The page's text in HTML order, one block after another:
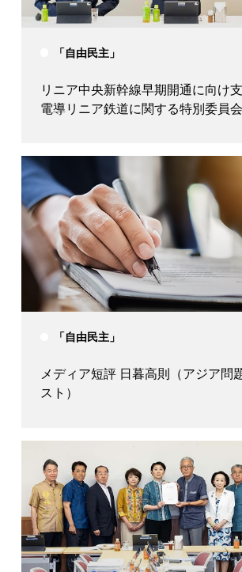
「自由民主」
リニア中央新幹線早期開通に向け
電導リニア鉄道に関する特別委員会
「自由民主」
メディア短評 日暮高則（アジア問
スト）